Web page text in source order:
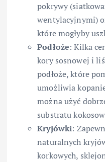
pokrywy
wentylacyjnymi)
które mogłyby
Podłoże: Kilka
kory sosnowej i
podłoże, które
umożliwia
można użyć
substratu
Kryjówki:
naturalnych
korkowych,